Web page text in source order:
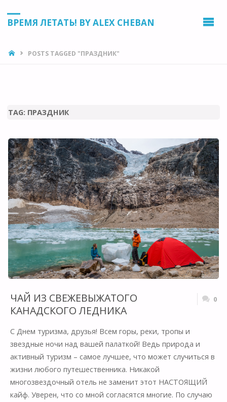
ВРЕМЯ ЛЕТАТЬ! BY ALEX CHEBAN
HOMEPOSTS TAGGED "ПРАЗДНИК"
TAG: ПРАЗДНИК
ЧАЙ ИЗ СВЕЖЕВЫЖАТОГО
КАНАДСКОГО ЛЕДНИКА
0
С Днем туризма, друзья! Всем горы, реки, тропы и
звездные ночи над вашей палаткой! Ведь природа и
активный туризм – самое лучшее, что может случиться в
жизни любого путешественника. Никакой
многозвездочный отель не заменит этот НАСТОЯЩИЙ
кайф. Уверен, что со мной согласятся многие. По случаю